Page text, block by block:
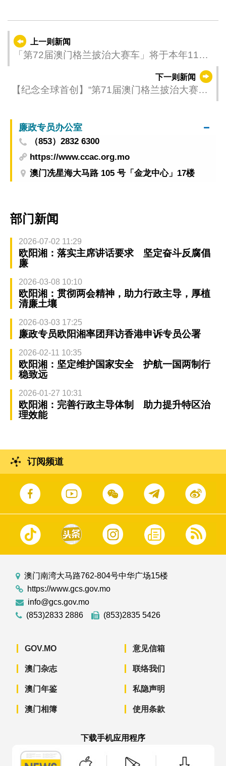
上一则新闻
「第72届澳门格兰披治大赛车」将于本年11月
下一则新闻
【纪念全球首创】“第71届澳门格兰披治大赛车
（8日）揭幕
廉政专员办公室
（853）2832 6300
https://www.ccac.org.mo
澳门冼星海大马路 105 号「金龙中心」17楼
部门新闻
2026-07-02 11:29
欧阳湘：落实主席讲话要求 坚定奋斗反腐倡
廉
2026-03-08 10:10
欧阳湘：贯彻两会精神，助力行政主导，厚植
清廉土壤
2026-03-03 17:25
廉政专员欧阳湘率团拜访香港申诉专员公署
2026-02-11 10:35
欧阳湘：坚定维护国家安全 护航一国两制行
稳致远
2026-01-27 10:31
欧阳湘：完善行政主导体制 助力提升特区治
理效能
订阅频道
澳门南湾大马路762-804号中华广场15楼
https://www.gcs.gov.mo
info@gcs.gov.mo
(853)2833 2886
(853)2835 5426
GOV.MO
澳门杂志
澳门年鉴
澳门相簿
意见信箱
联络我们
私隐声明
使用条款
下载手机应用程序